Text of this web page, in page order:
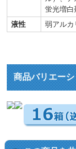
蛍光増白
液性
弱アルカ
商品バリエー